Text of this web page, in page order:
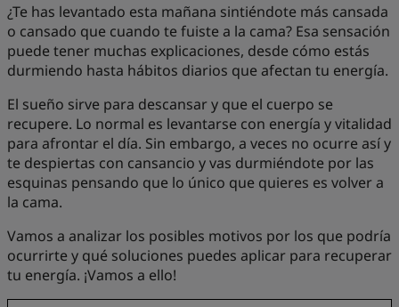
¿Te has levantado esta mañana sintiéndote más cansada
o cansado que cuando te fuiste a la cama? Esa sensación
puede tener muchas explicaciones, desde cómo estás
durmiendo hasta hábitos diarios que afectan tu energía.
El sueño sirve para descansar y que el cuerpo se
recupere. Lo normal es levantarse con energía y vitalidad
para afrontar el día. Sin embargo, a veces no ocurre así y
te despiertas con cansancio y vas durmiéndote por las
esquinas pensando que lo único que quieres es volver a
la cama.
Vamos a analizar los posibles motivos por los que podría
ocurrirte y qué soluciones puedes aplicar para recuperar
tu energía. ¡Vamos a ello!